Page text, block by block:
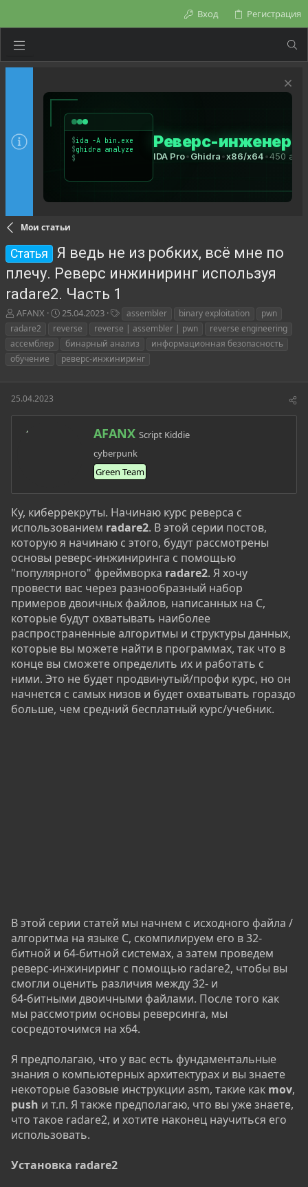
Вход Регистрация
Мои статьи
Статья
Я ведь не из робких, всё мне по
плечу. Реверс инжиниринг используя
radare2. Часть 1
А
в
о
р
е
м
AFANX
Д
а
н
ч
25.04.2023
е
и
assembler binary exploitation
pwn
radare2
reverse reverse | assembler | pwn
reverse engineering
ассемблер
бинарный анализ
информационная безопасность
обучение
реверс-инжиниринг
25.04.2023
А
т
о
р
AFANX Script Kiddie
cyberpunk
Green Team
Ку, киберрекруты. Начинаю курс реверса с
использованием radare2. В этой серии постов,
которую я начинаю с этого, будут рассмотрены
основы реверс-инжиниринга с помощью
"популярного" фреймворка radare2. Я хочу
провести вас через разнообразный набор
примеров двоичных файлов, написанных на C,
которые будут охватывать наиболее
распространенные алгоритмы и структуры данных,
которые вы можете найти в программах, так что в
конце вы сможете определить их и работать с
ними. Это не будет продвинутый/профи курс, но он
начнется с самых низов и будет охватывать гораздо
больше, чем средний бесплатный курс/учебник.
В этой серии статей мы начнем с исходного файла /
алгоритма на языке C, скомпилируем его в 32-
битной и 64-битной системах, а затем проведем
реверс-инжиниринг с помощью radare2, чтобы вы
смогли оценить различия между 32- и
64-битными двоичными файлами. После того как
мы рассмотрим основы реверсинга, мы
сосредоточимся на x64.
Я предполагаю, что у вас есть фундаментальные
знания о компьютерных архитектурах и вы знаете
некоторые базовые инструкции asm, такие как mov,
push и т.п. Я также предполагаю, что вы уже знаете,
что такое radare2, и хотите наконец научиться его
использовать.
Установка radare2